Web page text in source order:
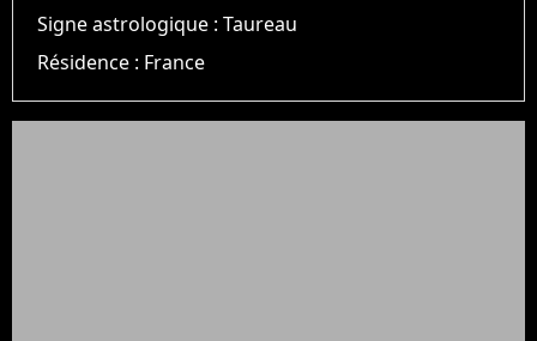
Signe astrologique :Taureau
Résidence : France